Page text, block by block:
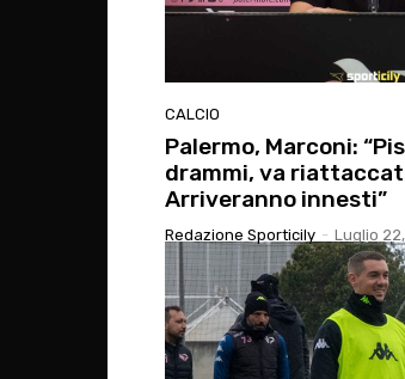
CALCIO
Palermo, Marconi:
drammi, va
Arriveranno innesti”
Redazione Sporticily - Luglio